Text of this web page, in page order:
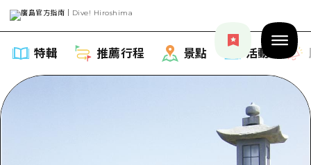
特輯 推薦行程 景點 活動